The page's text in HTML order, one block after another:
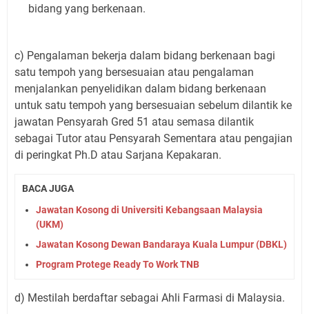
bidang yang berkenaan.
c) Pengalaman bekerja dalam bidang berkenaan bagi
satu tempoh yang bersesuaian atau pengalaman
menjalankan penyelidikan dalam bidang berkenaan
untuk satu tempoh yang bersesuaian sebelum dilantik ke
jawatan Pensyarah Gred 51 atau semasa dilantik
sebagai Tutor atau Pensyarah Sementara atau pengajian
di peringkat Ph.D atau Sarjana Kepakaran.
BACA JUGA
Jawatan Kosong di Universiti Kebangsaan Malaysia
(UKM)
Jawatan Kosong Dewan Bandaraya Kuala Lumpur (DBKL)
Program Protege Ready To Work TNB
d) Mestilah berdaftar sebagai Ahli Farmasi di Malaysia.